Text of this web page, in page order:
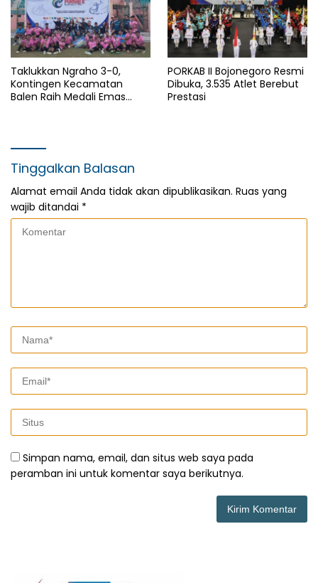
Taklukkan Ngraho 3-0,
Kontingen Kecamatan
Balen Raih Medali Emas
PORKAB II Bojonegoro Resmi
Dibuka, 3.535 Atlet Berebut
Prestasi
Tinggalkan Balasan
Alamat email Anda tidak akan dipublikasikan. Ruas yang
wajib ditandai *
Simpan nama, email, dan situs web saya pada
peramban ini untuk komentar saya berikutnya.